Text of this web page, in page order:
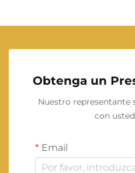
Obtenga un
Nuestro representante
con
Email